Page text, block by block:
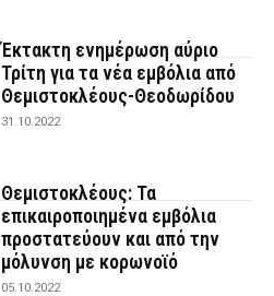
Έκτακτη ενημέρωση αύριο
Τρίτη για τα νέα εμβόλια από
Θεμιστοκλέους-Θεοδωρίδου
31.10.2022
Θεμιστοκλέους: Τα
επικαιροποιημένα εμβόλια
προστατεύουν και από την
μόλυνση με κορωνοϊό
05.10.2022